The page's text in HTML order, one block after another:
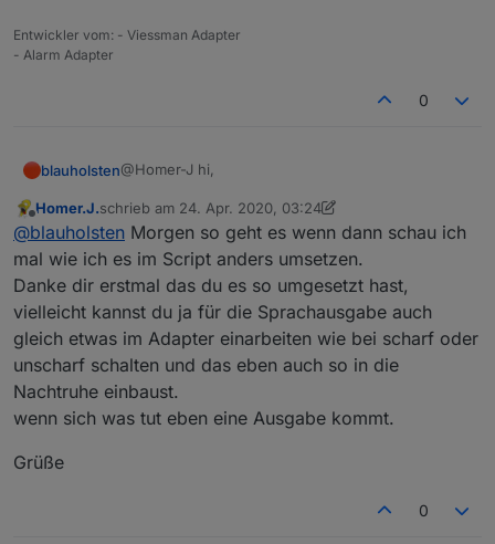
Entwickler vom: - Viessman Adapter
- Alarm Adapter
0
blauholsten@Homer-J hi,
sorry ich habe vergesen zu erwähnen das ich zum
quiten eine Datenpunkt erzeugt habe.
Ich hatte überlegt das mit dem ende derNachtruhe
zu machen, hat aber mehrere Nachteile!
Über die Geschcihte mit der Liste muss ich mir
nochmal durch den Kopf gehen lassen! Weiß nicht
wirklich ob das sinnig ist????
Offline
Homer.J.schrieb am 24. Apr. 2020, 03:24
zuletzt editiert von Homer.J.
@blauholsten Morgen so geht es wenn dann schau ich
mal wie ich es im Script anders umsetzen.
Danke dir erstmal das du es so umgesetzt hast,
vielleicht kannst du ja für die Sprachausgabe auch
gleich etwas im Adapter einarbeiten wie bei scharf oder
unscharf schalten und das eben auch so in die
Nachtruhe einbaust.
wenn sich was tut eben eine Ausgabe kommt.
Grüße
0